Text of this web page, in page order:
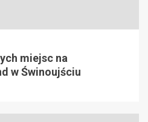
miejsc na
w Świnoujściu